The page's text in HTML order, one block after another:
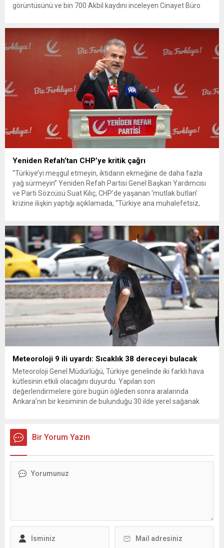
görüntüsünü ve bin 700 Akbil kaydını inceleyen Cinayet Büro
Yeniden Refah’tan CHP’ye kritik çağrı
“Türkiye’yi meşgul etmeyin, iktidarın ekmeğine de daha fazla
yağ sürmeyin” Yeniden Refah Partisi Genel Başkan Yardımcısı
ve Parti Sözcüsü Suat Kılıç, CHP’de yaşanan ‘mutlak butlan’
krizine ilişkin yaptığı açıklamada, “Türkiye ana muhalefetsiz,
olun. Türkiye’yi...
Meteoroloji 9 ili uyardı: Sıcaklık 38 dereceyi bulacak
Meteoroloji Genel Müdürlüğü, Türkiye genelinde iki farklı hava
kütlesinin etkili olacağını duyurdu. Yapılan son
değerlendirmelere göre bugün öğleden sonra aralarında
Ankara’nın bir kesiminin de bulunduğu 30 ilde yerel sağanak
üzerine çıkarak yaz değerlerine ulaşacak. Ayrıca...
Bir Yorum Yazın